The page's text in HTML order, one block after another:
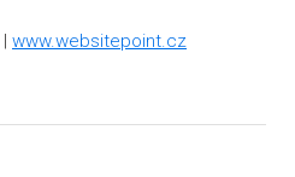
| www.websitepoint.cz